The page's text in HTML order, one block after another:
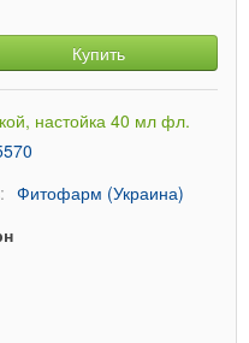
Купить
настойка 40 мл фл.
Фитофарм (Украина)